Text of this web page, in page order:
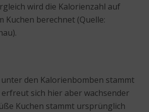
wird die Kalorienzahl auf
Kuchen berechnet (Quelle:
den Kalorienbomben stammt
sich hier aber wachsender
Kuchen stammt ursprünglich